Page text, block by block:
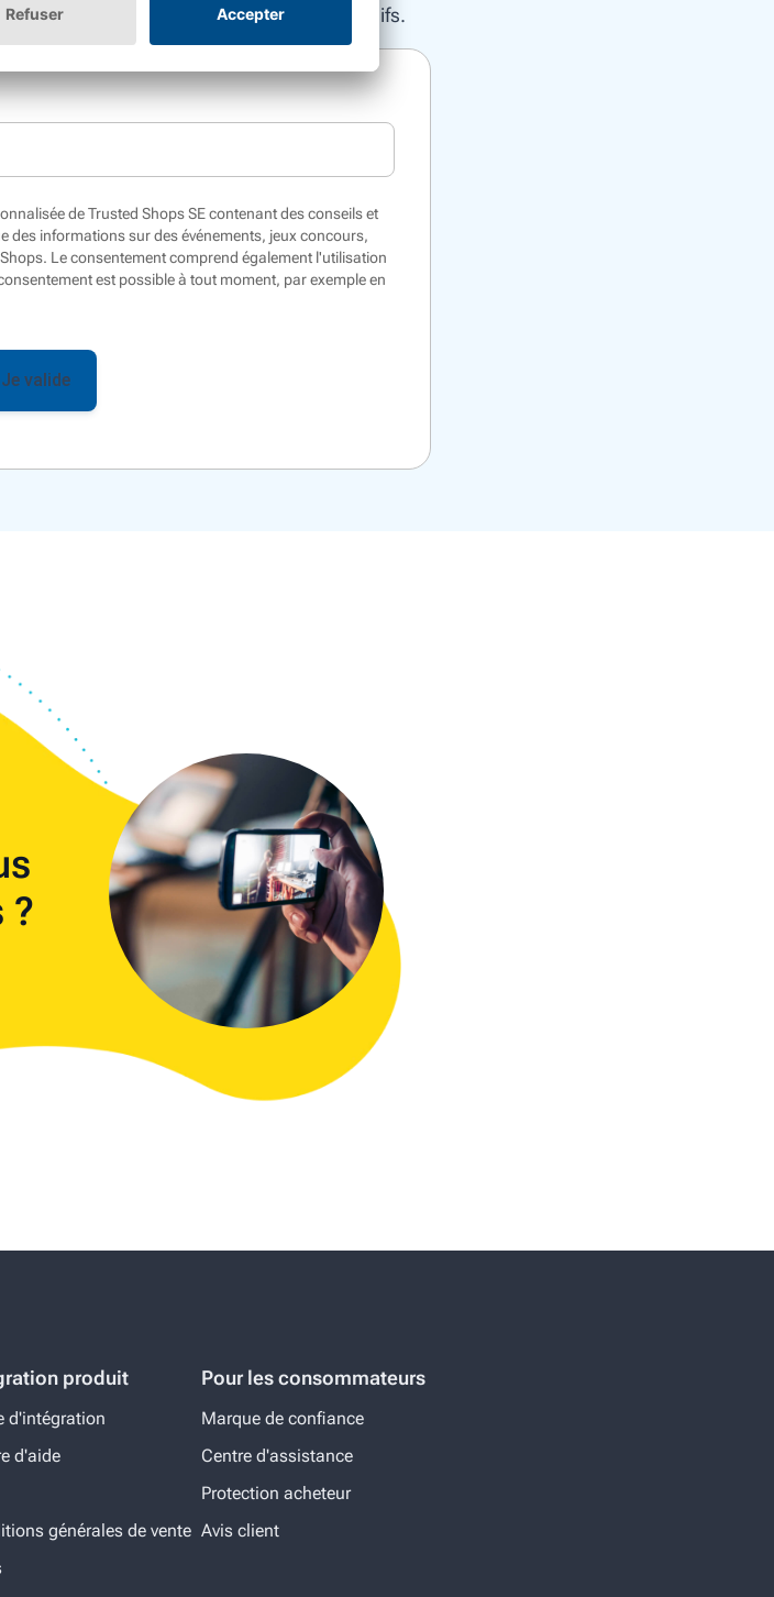
et profitez de nos contenus exclusifs.
de Trusted Shops SE contenant des conseils et
des informations sur des événements, jeux concours,
Le consentement comprend également l'utilisation
est possible à tout moment, par exemple en
?
produit
d'intégration
d'aide
générales de vente
Pour les consommateurs
Marque de confiance
Centre d'assistance
Protection acheteur
Avis client